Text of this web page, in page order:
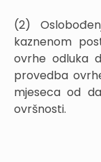
(2)
kaznenom
ovrhe odluka
provedba
mjeseca od
ovršnosti.